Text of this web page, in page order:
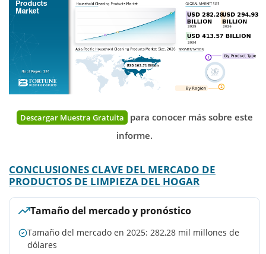
Descargar Muestra Gratuita para conocer más sobre este
informe.
CONCLUSIONES CLAVE DEL MERCADO DE
PRODUCTOS DE LIMPIEZA DEL HOGAR
Tamaño del mercado y pronóstico
Tamaño del mercado en 2025: 282,28 mil millones de
dólares